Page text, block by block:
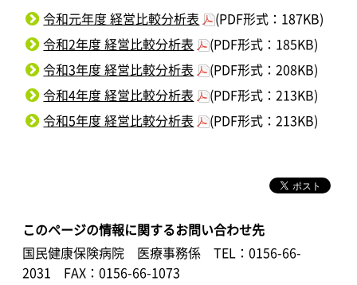
令和元年度 経営比較分析表
(PDF形式：187KB)
令和2年度 経営比較分析表
(PDF形式：185KB)
令和3年度 経営比較分析表
(PDF形式：208KB)
令和4年度 経営比較分析表
(PDF形式：213KB)
令和5年度 経営比較分析表
(PDF形式：213KB)
このページの情報に関するお問い合わせ先
国民健康保険病院 医療事務係
TEL：0156-66-
2031
FAX：0156-66-1073